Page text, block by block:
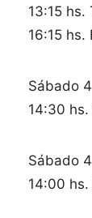
13:15 hs.
16:15
Sábado
14:30
Sábado
14:00